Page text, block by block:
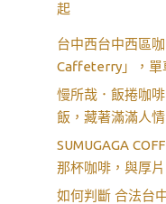
起
台中西台中西區
Caffeterry」，單
慢所哉．飯捲咖
飯，藏著滿滿人
SUMUGAGA
那杯咖啡，與厚
如何判斷 合法台